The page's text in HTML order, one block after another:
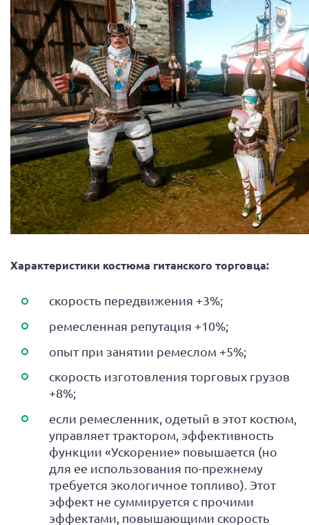
Характеристики костюма гитанского торговца:
скорость передвижения +3%;
ремесленная репутация +10%;
опыт при занятии ремеслом +5%;
скорость изготовления торговых грузов
+8%;
если ремесленник, одетый в этот костюм,
управляет трактором, эффективность
функции «Ускорение» повышается (но
для ее использования по-прежнему
требуется экологичное топливо). Этот
эффект не суммируется с прочими
эффектами, повышающими скорость